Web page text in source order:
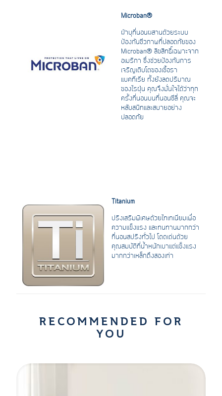
Microban®
ผ้าบุที่นอนผสานด้วยระบบ
ป้องกันชีวภาพที่ปลอดภัยของ
Microban® ลิขสิทธิ์เฉพาะจาก
อเมริกา ซึ่งช่วยป้องกันการ
เจริญเติบโตของเชื้อรา
แบคทีเรีย ทั้งยังลดปริมาณ
ของไรฝุ่น คุณจึงมั่นใจได้ว่าทุก
ครั้งที่นอนบนที่นอนซีลี่ คุณจะ
หลับสนิทและสบายอย่าง
ปลอดภัย
Titanium
ปริงเสริมพิเศษด้วยไทเทเนียมเพื่อ
ความแข็งแรง และทนทานมากกว่า
ที่นอนสปริงทั่วไป โดดเด่นด้วย
คุณสมบัติที่น้ำหนักเบาแต่แข็งแรง
มากกว่าเหล็กถึงสองเท่า
RECOMMENDED FOR
YOU